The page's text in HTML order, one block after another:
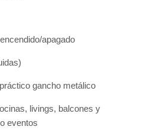
apagado
gancho metálico
livings, balcones y
eventos